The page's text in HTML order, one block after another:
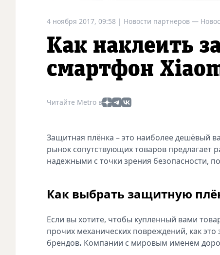
4 ноября 2017, 09:58 | Новости партнеров —
Как наклеить
смартфон
Читайте Metro в
Защитная плёнка – это наиболее дешёвый
рынок сопутствующих товаров предлагает
надежными с точки зрения безопасности,
Как выбрать защитную
Если вы хотите, чтобы купленный вами
прочих механических повреждений, как
брендов. Компании с мировым именем